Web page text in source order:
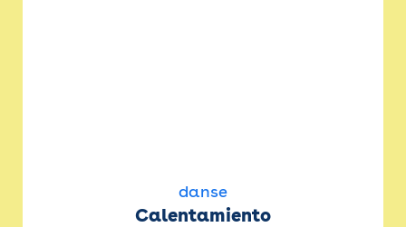
danse
Calentamiento